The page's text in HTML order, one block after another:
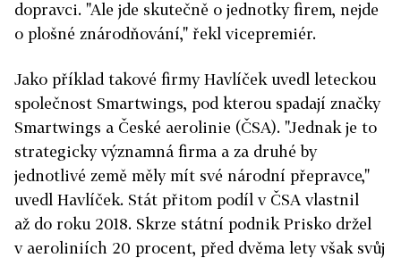
dopravci. "Ale jde skutečně o jednotky firem, nejde
o plošné znárodňování," řekl vicepremiér.
Jako příklad takové firmy Hav­líček uvedl leteckou
společnost Smartwings, pod kterou spadají značky
Smartwings a České aerolinie (ČSA). "Jednak je to
strategicky významná firma a za druhé by
jednotlivé země měly mít své národní přepravce,"
uvedl Havlíček. Stát přitom podíl v ČSA vlastnil
až do roku 2018. Skrze státní podnik Prisko držel
v aeroliniích 20 procent, před dvěma lety však svůj